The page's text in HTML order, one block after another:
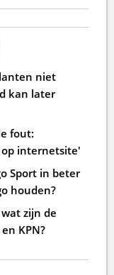
niet
kan later
fout:
internetsite'
Sport in beter
houden?
zijn de
KPN?